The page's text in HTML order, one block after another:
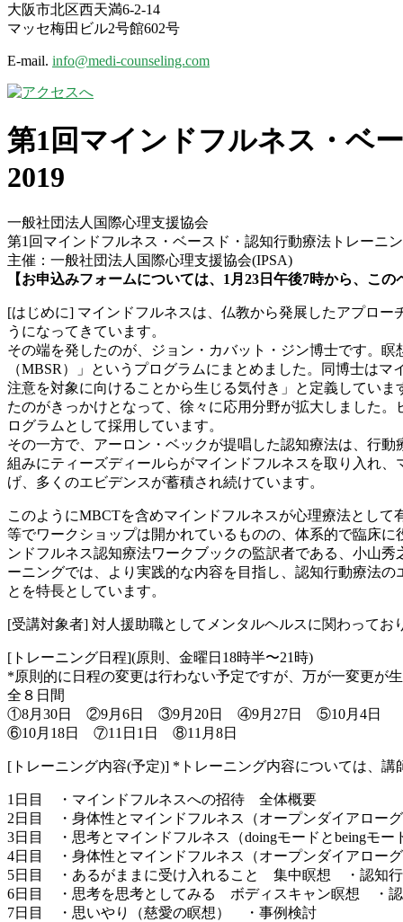
大阪市北区西天満6-2-14
マッセ梅田ビル2号館602号
E-mail. info@medi-counseling.com
第1回マインドフルネス・ベ
2019
一般社団法人国際心理支援協会
第1回マインドフルネス・ベースド・認知行動療法トレーニ
主催：一般社団法人国際心理支援協会(IPSA)
【お申込みフォームについては、1月23日午後7時から、こ
[はじめに] マインドフルネスは、仏教から発展したアプロ
うになってきています。
その端を発したのが、ジョン・カバット・ジン博士です。
（MBSR）」というプログラムにまとめました。同博士は
注意を対象に向けることから生じる気付き」と定義してい
たのがきっかけとなって、徐々に応用分野が拡大しました
ログラムとして採用しています。
その一方で、アーロン・ベックが提唱した認知療法は、行
組みにティーズディールらがマインドフルネスを取り入れ
げ、多くのエビデンスが蓄積され続けています。
このようにMBCTを含めマインドフルネスが心理療法とし
等でワークショップは開かれているものの、体系的で臨床
ンドフルネス認知療法ワークブックの監訳者である、小山
ーニングでは、より実践的な内容を目指し、認知行動療法
とを特長としています。
[受講対象者] 対人援助職としてメンタルヘルスに関わって
[トレーニング日程](原則、金曜日18時半〜21時)
*原則的に日程の変更は行わない予定ですが、万が一変更が
全８日間
①8月30日 ②9月6日 ③9月20日 ④9月27日 ⑤10月4日
⑥10月18日 ⑦11日1日 ⑧11月8日
[トレーニング内容(予定)] *トレーニング内容については、
1日目 ・マインドフルネスへの招待 全体概要
2日目 ・身体性とマインドフルネス（オープンダイアロー
3日目 ・思考とマインドフルネス（doingモードとbeingモ
4日目 ・身体性とマインドフルネス（オープンダイアロー
5日目 ・あるがままに受け入れること 集中瞑想 ・認知
6日目 ・思考を思考としてみる ボディスキャン瞑想 ・
7日目 ・思いやり（慈愛の瞑想） ・事例検討